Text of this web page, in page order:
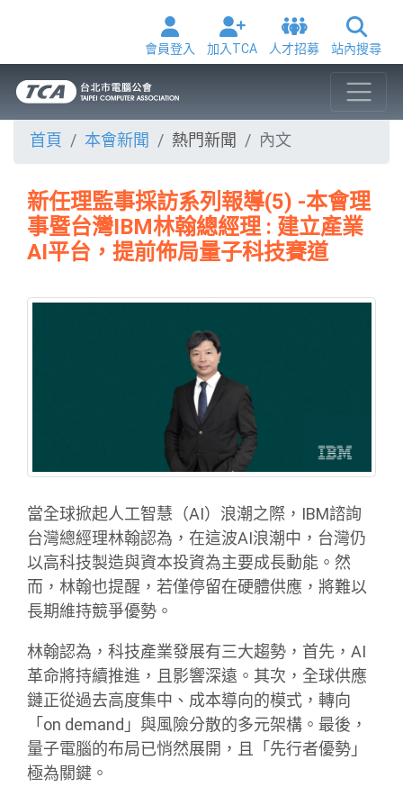
會員登入 加入TCA 人才招募 站內搜尋
首頁 本會新聞 熱門新聞 內文
新任理監事採訪系列報導(5) -本會理
事暨台灣IBM林翰總經理 : 建立產業
AI平台，提前佈局量子科技賽道
當全球掀起人工智慧（AI）浪潮之際，IBM諮詢
台灣總經理林翰認為，在這波AI浪潮中，台灣仍
以高科技製造與資本投資為主要成長動能。然
而，林翰也提醒，若僅停留在硬體供應，將難以
長期維持競爭優勢。
林翰認為，科技產業發展有三大趨勢，首先，AI
革命將持續推進，且影響深遠。其次，全球供應
鏈正從過去高度集中、成本導向的模式，轉向
「on demand」與風險分散的多元架構。最後，
量子電腦的布局已悄然展開，且「先行者優勢」
極為關鍵。